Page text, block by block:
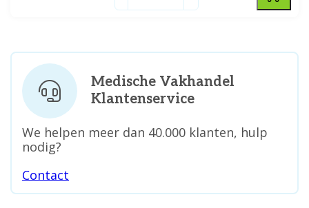
Medische Vakhandel
Klantenservice
We helpen meer dan 40.000 klanten, hulp
nodig?
Contact